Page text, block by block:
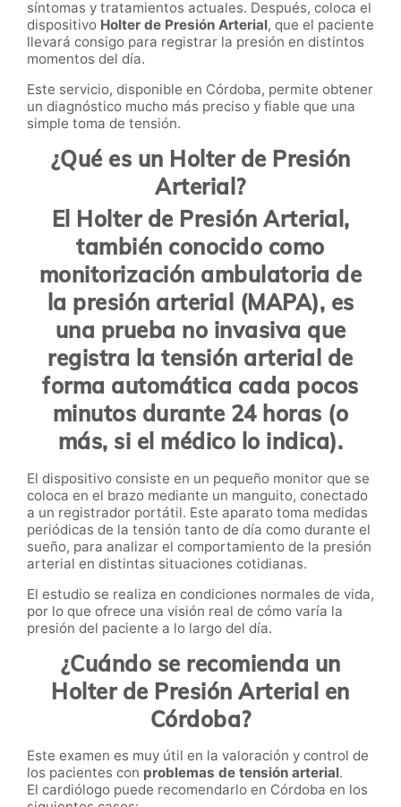
síntomas y tratamientos actuales. Después, coloca el
dispositivo Holter de Presión Arterial, que el paciente
llevará consigo para registrar la presión en distintos
momentos del día.
Este servicio, disponible en Córdoba, permite obtener
un diagnóstico mucho más preciso y fiable que una
simple toma de tensión.
¿Qué es un Holter de Presión
Arterial?
El Holter de Presión Arterial ,
también conocido como
monitorización ambulatoria de
la presión arterial (MAPA), es
una prueba no invasiva que
registra la tensión arterial de
forma automática cada pocos
minutos durante 24 horas (o
más, si el médico lo indica).
El dispositivo consiste en un pequeño monitor que se
coloca en el brazo mediante un manguito, conectado
a un registrador portátil. Este aparato toma medidas
periódicas de la tensión tanto de día como durante el
sueño, para analizar el comportamiento de la presión
arterial en distintas situaciones cotidianas.
El estudio se realiza en condiciones normales de vida,
por lo que ofrece una visión real de cómo varía la
presión del paciente a lo largo del día.
¿Cuándo se recomienda un
Holter de Presión Arterial en
Córdoba?
Este examen es muy útil en la valoración y control de
los pacientes con problemas de tensión arterial.
El cardiólogo puede recomendarlo en Córdoba en los